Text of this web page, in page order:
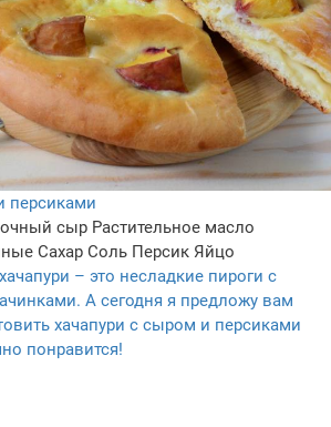
персиками
сыр Растительное масло
Сахар Соль Персик Яйцо
– это несладкие пироги с
А сегодня я предложу вам
хачапури с сыром и персиками
понравится!